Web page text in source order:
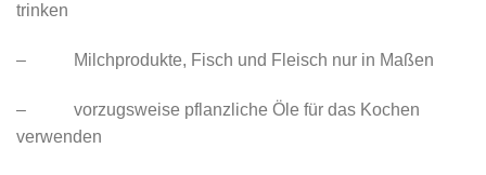
trinken
– Milchprodukte, Fisch und Fleisch nur in Maßen
– vorzugsweise pflanzliche Öle für das Kochen
verwenden